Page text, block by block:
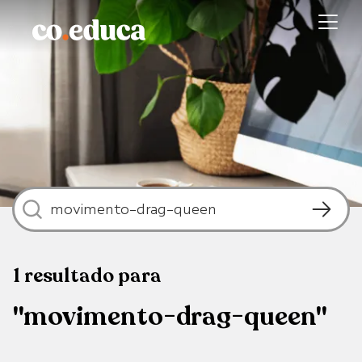
1 resultadopara
"movimento-drag-queen"